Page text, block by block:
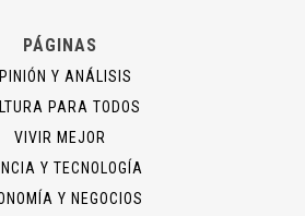
PÁGINAS
Y ANÁLISIS
PARA TODOS
VIVIR MEJOR
Y TECNOLOGÍA
Y NEGOCIOS